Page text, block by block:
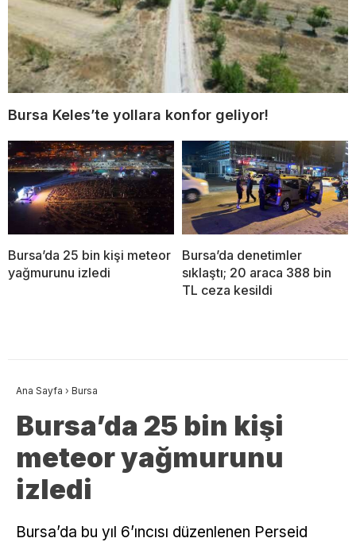
Bursa Keles’te yollara konfor geliyor!
Bursa’da 25 bin kişi meteor
yağmurunu izledi
Bursa’da denetimler
sıklaştı; 20 araca 388 bin
TL ceza kesildi
Ana Sayfa › Bursa
Bursa’da 25 bin kişi
meteor yağmurunu
izledi
Bursa’da bu yıl 6’ıncısı düzenlenen Perseid